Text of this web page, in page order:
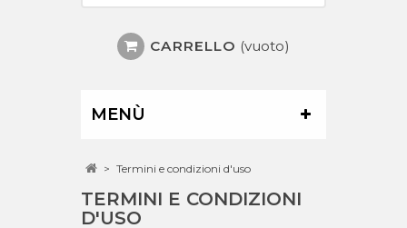
CARRELLO (vuoto)
MENÙ
> Termini e condizioni d'uso
TERMINI E CONDIZIONI
D'USO